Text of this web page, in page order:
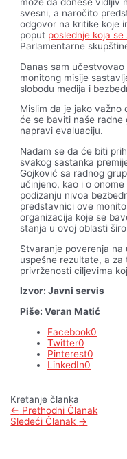
svesni, a naročito
odgovor na kritike koje
poput poslednje koja
Parlamentarne
Danas sam
monitong misije
slobodu medija i
Mislim da je jako važno
će se baviti naše radne
napravi evaluaciju.
Nadam se da će biti
svakog sastanka
Gojković sa radnog
učinjeno, kao i o
podizanju nivoa
predstavnici ove
organizacija koje se
stanja u ovoj oblasti
Stvaranje poverenja na
uspešne rezultate, a
privrženosti ciljevima
Izvor: Javni servis
Piše: Veran Matić
Facebook0
Twitter0
Pinterest0
LinkedIn0
Kretanje članka
← Prethodni Članak
Sledeći Članak →